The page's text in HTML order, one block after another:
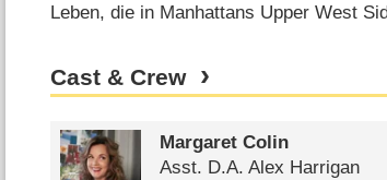
Leben, die in Manhattans Upper West
Cast & Crew
Margaret Colin
Asst. D.A. Alex Harrigan